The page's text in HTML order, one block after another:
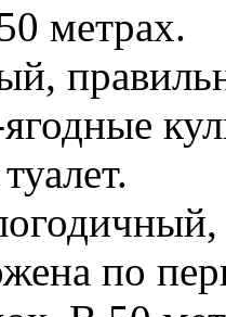
метрах.
по